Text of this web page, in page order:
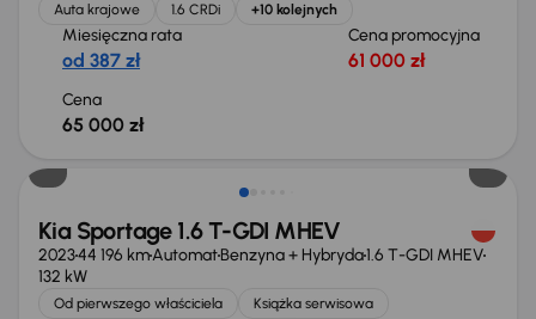
Auta krajowe
1.6 CRDi +10 kolejnych
Miesięczna rata
od 387 zł
Cena promocyjna
61 000 zł
Cena
65 000 zł
Taniej o 2 000 zł
Kia Sportage 1.6 T-GDI MHEV
202344 196 kmAutomatBenzyna + Hybryda1.6 T-GDI MHEV
132 kW
Od pierwszego właściciela
Książka serwisowa